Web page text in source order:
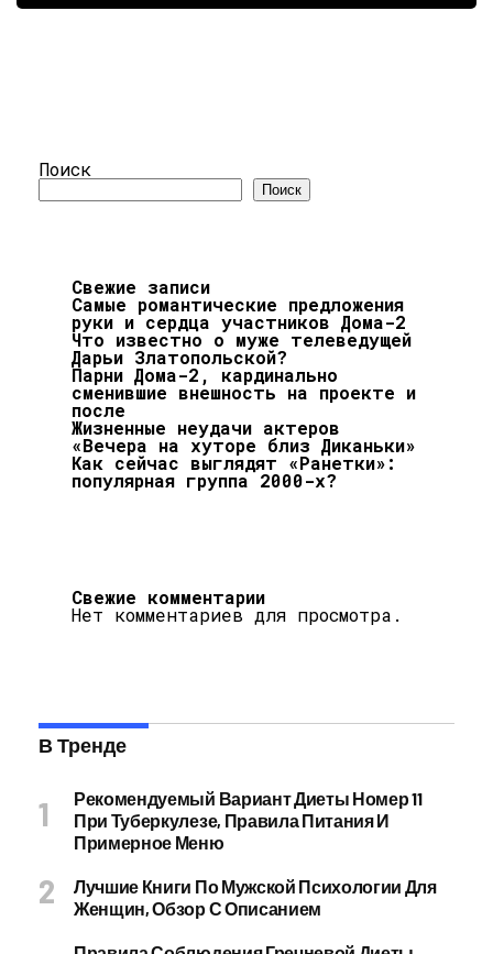
Поиск
Поиск
Свежие записи
Самые романтические предложения
руки и сердца участников Дома-2
Что известно о муже телеведущей
Дарьи Златопольской?
Парни Дома-2, кардинально
сменившие внешность на проекте и
после
Жизненные неудачи актеров
«Вечера на хуторе близ Диканьки»
Как сейчас выглядят «Ранетки»:
популярная группа 2000-х?
Свежие комментарии
Нет комментариев для просмотра.
В Тренде
Рекомендуемый Вариант Диеты Номер 11
При Туберкулезе, Правила Питания И
Примерное Меню
Лучшие Книги По Мужской Психологии Для
Женщин, Обзор С Описанием